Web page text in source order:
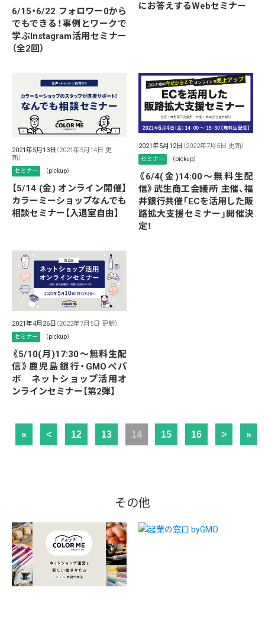
6/15・6/22 フォロワー0から
でもできる！事例とワークで
学ぶInstagram活用セミナー
（全2回）
にお答えするWebセミナー
2021年5月13日 （2021年5月14日 更
新）
セミナー （pickup）
【5/14 (金) オンライン開催】
カラーミーショップなんでも
相談セミナー【入退室自由】
2021年5月12日 （2022年7月5日 更新）
セミナー （pickup）
《6/4(金)14:00～無料生配
信》武生商工会議所 主催、福
井銀行共催「ECを活用した販
路拡大支援セミナー」開催決
定！
2021年4月26日 （2022年7月5日 更新）
セミナー （pickup）
《5/10(月)17:30～無料生配
信》鹿児島銀行・GMOペパ
ボ ネットショップ活用オ
ンラインセミナー【第2弾】
« < 12 13 14 15 16 > »
その他